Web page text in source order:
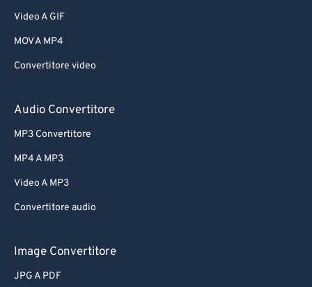
Video A GIF
MOV A MP4
Convertitore video
Audio Convertitore
MP3 Convertitore
MP4 A MP3
Video A MP3
Convertitore audio
Image Convertitore
JPG A PDF